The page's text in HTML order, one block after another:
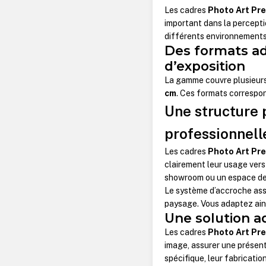
Les cadres Photo Art
important dans la
différents
Des formats
d’exposition
La gamme couvre
cm. Ces formats
Une structure
Les cadres Photo Art
clairement leur usage
showroom ou un espace
Le système d’accroche
paysage. Vous adaptez
Une solution
Les cadres Photo Art
image, assurer une
spécifique, leur